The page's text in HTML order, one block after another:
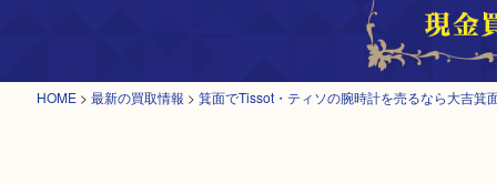
HOME > 最新の買取情報 > 箕面でTissot・ティソの腕時計を売るなら大吉箕